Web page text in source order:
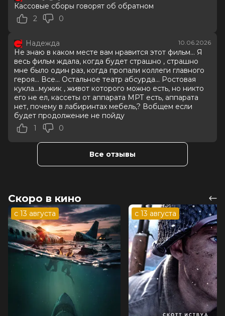
Слоган
—
Режиссер
Беннетт, Лукита Максвелл, Эван
Джогиа, Роберт Боброцкий, Эмбер
Эмброуз, Криста Косонен, Филип
Грэйнджер
Продюсеры
Кори Эделсон, Питер Чернин, Дэн
Коэн
Сценаристы
Уилл Судик, Кейн Парсонс
Жанр
ужасы
Длительность
Меморандум
Кассовые сборы говорят об обратном
2
0
Надежда 10.06.2026
Не знаю в каком месте вам нравится этот фильм... Я
весь фильм ждала, когда будет страшно , страшно
мне было один раз, когда пропали коллеги главного
героя... Все... Остальное театр абсурда... Ростовая
кукла...мужик , живот которого можно есть, но никто
его не ел, кассеты от аппарата МРТ есть, аппарата
нет, почему в лабиринтах мебель,? Вобщем если
будет продолжение не пойду
1
0
Все отзывы
Скоро в кино
с 13 августа с 13 августа